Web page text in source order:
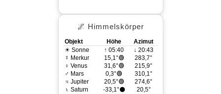
🌌 Himmelskörper
Objekt Höhe
Azimut
☀ Sonne
↑ 05:40
↓ 20:43
☿ Merkur
15,1°🟢
283,7°
♀ Venus
31,6°🟢
215,9°
♂ Mars
0,3°🟢
310,1°
♃ Jupiter
20,5°🟢
274,6°
♄ Saturn
-33,1°⚫
20,5°